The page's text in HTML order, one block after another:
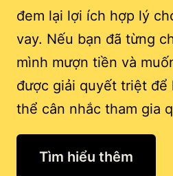
đem lại lợi ích hợp lý
vay. Nếu bạn đã từng
mình mượn tiền và
được giải quyết triệt để
thể cân nhắc tham gia
Tìm hiểu thêm